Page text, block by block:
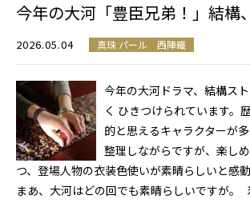
今年の大河「豊臣兄弟！」結構
2026.05.04 真珠 パール 西陣織
今年の大河ドラマ、結構ス
く ひきつけられています。
的と思えるキャラクターが
整理しながらですが、楽し
つ、登場人物の衣装色使いが素晴らしいと感
まあ、大河はどの回でも素晴らしいですが。